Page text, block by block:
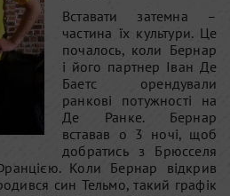
Вставати затемна –
частина їх культури. Це
почалось, коли Бернар
і його партнер Іван Де
Баетс орендували
ранкові потужності на
Де Ранке. Бернар
вставав о 3 ночі, щоб
добратись з Брюсселя
Коли Бернар відкрив
син Тельмо, такий графік